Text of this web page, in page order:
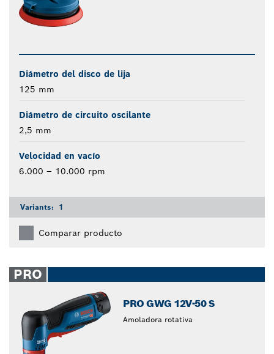
Diámetro del disco de lija
125 mm
Diámetro de circuito oscilante
2,5 mm
Velocidad en vacío
6.000 – 10.000 rpm
Variants: 1
Comparar producto
PRO
PRO GWG 12V-50 S
Amoladora rotativa